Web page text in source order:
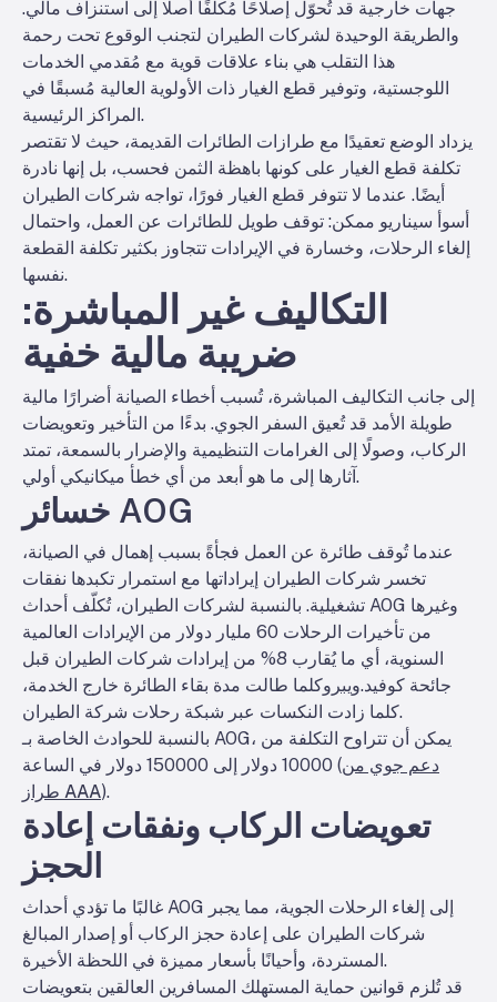
جهات خارجية قد تُحوّل إصلاحًا مُكلفًا أصلًا إلى استنزاف مالي.
والطريقة الوحيدة لشركات الطيران لتجنب الوقوع تحت رحمة
هذا التقلب هي بناء علاقات قوية مع مُقدمي الخدمات
اللوجستية، وتوفير قطع الغيار ذات الأولوية العالية مُسبقًا في
المراكز الرئيسية.
يزداد الوضع تعقيدًا مع طرازات الطائرات القديمة، حيث لا تقتصر
تكلفة قطع الغيار على كونها باهظة الثمن فحسب، بل إنها نادرة
أيضًا. عندما لا تتوفر قطع الغيار فورًا، تواجه شركات الطيران
أسوأ سيناريو ممكن: توقف طويل للطائرات عن العمل، واحتمال
إلغاء الرحلات، وخسارة في الإيرادات تتجاوز بكثير تكلفة القطعة
نفسها.
التكاليف غير المباشرة:
ضريبة مالية خفية
إلى جانب التكاليف المباشرة، تُسبب أخطاء الصيانة أضرارًا مالية
طويلة الأمد قد تُعيق السفر الجوي. بدءًا من التأخير وتعويضات
الركاب، وصولًا إلى الغرامات التنظيمية والإضرار بالسمعة، تمتد
آثارها إلى ما هو أبعد من أي خطأ ميكانيكي أولي.
خسائر AOG
عندما تُوقف طائرة عن العمل فجأةً بسبب إهمال في الصيانة،
تخسر شركات الطيران إيراداتها مع استمرار تكبدها نفقات
تشغيلية. بالنسبة لشركات الطيران، تُكلّف أحداث AOG وغيرها
من تأخيرات الرحلات 60 مليار دولار من الإيرادات العالمية
السنوية، أي ما يُقارب 8% من إيرادات شركات الطيران قبل
جائحة كوفيد.ويبروكلما طالت مدة بقاء الطائرة خارج الخدمة،
كلما زادت النكسات عبر شبكة رحلات شركة الطيران.
بالنسبة للحوادث الخاصة بـ AOG، يمكن أن تتراوح التكلفة من
10000 دولار إلى 150000 دولار في الساعة (دعم جوي من
طراز AAA).
تعويضات الركاب ونفقات إعادة
الحجز
غالبًا ما تؤدي أحداث AOG إلى إلغاء الرحلات الجوية، مما يجبر
شركات الطيران على إعادة حجز الركاب أو إصدار المبالغ
المستردة، وأحيانًا بأسعار مميزة في اللحظة الأخيرة.
قد تُلزم قوانين حماية المستهلك المسافرين العالقين بتعويضات